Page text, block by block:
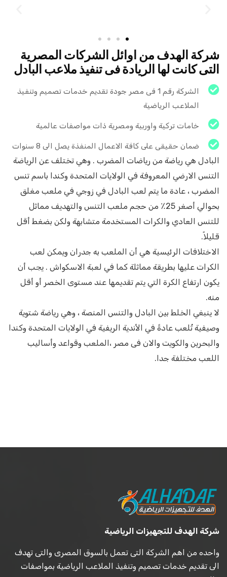
شركة الهدف من اوائل الشركات المصرية
التى كانت لها الريادة فى تنفيذ ملاعب البادل
الشركة رقم 1 فى مصر جودة تقديم خدمات تصميم وتنفيذ
الملاعب الرياضية
خامات تركية واوربية ومصرية ذات مواصفات عالمية
ضمان حقيقى على كافة الاعمال المنفذة يصل الى 8 سنوات
البادل هي رياضة من رياضات المضرب . وهي تختلف عن الرياضة
التنس الارضي المعروفة في الولايات المتحدة وكندا باسم تنس
المضرب ، عادة ما يتم لعب البادل في زوجي في ملعب مغلق
بحوالي أصغر 25٪ من حجم ملعب التنس والتهديف مماثل
للتنس العادي والكرات المستخدمة متشابهة ولكن بضغط أقل
قليلاً.
الاختلافات الرئيسية هي أن الملعب به جدران ويمكن لعب
الكرات عليها بطريقة مماثلة كما في لعبة الاسكواش . يجب أن
يكون ارتفاع الكرة التي يتم تقديمها عند مستوى الخصر أو أقل
منه.
لا ينبغي الخلط بين البادل والتنس المنصة ، وهي رياضة شتوية
وصيفية تُلعب عادةً في الأندية الريفية في الولايات المتحدة وكندا
والبحرين والكويت والان فى مصر ،الملعب وقواعد وأساليب
اللعب مختلفة جدا.
شركة الهدف للتجهيزات الرياضية
واحده من اهم الشركة التى تعمل بالسوق المصرى والتى تهدف
الى تقديم خدمات تصميم وتنفيذ الملاعب الرياضية بمواصفات